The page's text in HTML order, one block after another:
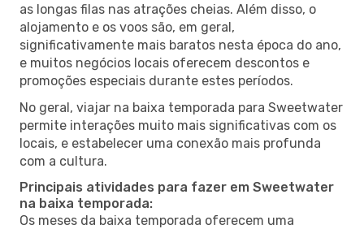
as longas filas nas atrações cheias. Além disso, o
alojamento e os voos são, em geral,
significativamente mais baratos nesta época do ano,
e muitos negócios locais oferecem descontos e
promoções especiais durante estes períodos.
No geral, viajar na baixa temporada para Sweetwater
permite interações muito mais significativas com os
locais, e estabelecer uma conexão mais profunda
com a cultura.
Principais atividades para fazer em Sweetwater
na baixa temporada:
Os meses da baixa temporada oferecem uma